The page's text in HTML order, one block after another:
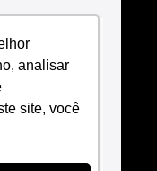
analisar
site, você
neste
são